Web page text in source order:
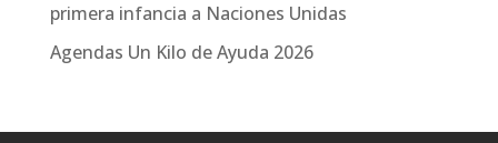
primera infancia a Naciones Unidas
Agendas Un Kilo de Ayuda 2026